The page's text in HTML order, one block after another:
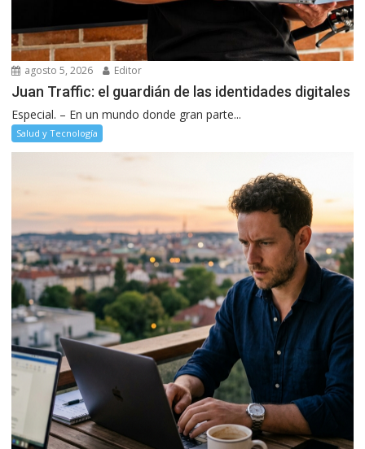
agosto 5, 2026 Editor
Juan Traffic: el guardián de las identidades digitales
Especial. – En un mundo donde gran parte...
Salud y Tecnología